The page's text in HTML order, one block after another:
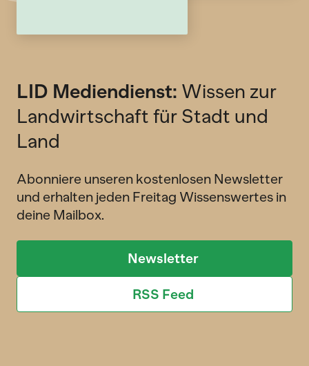
LID Mediendienst: Wissen zur
Landwirtschaft für Stadt und
Land
Abonniere unseren kostenlosen Newsletter
und erhalten jeden Freitag Wissenswertes in
deine Mailbox.
Newsletter
RSS Feed